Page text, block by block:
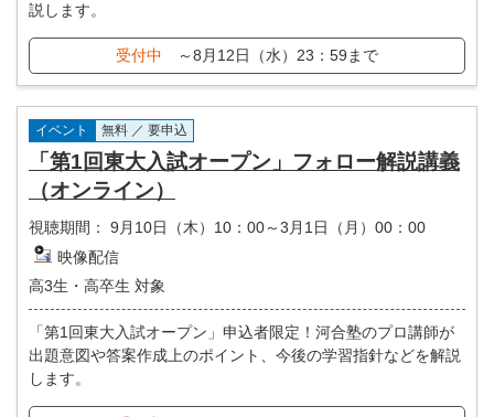
説します。
受付中 ～8月12日（水）23：59まで
イベント 無料 ／ 要申込
「第1回東大入試オープン」フォロー解説講義
（オンライン）
視聴期間：
9月10日（木）10：00～3月1日（月）00：00
映像配信
高3生・高卒生 対象
「第1回東大入試オープン」申込者限定！河合塾のプロ講師が
出題意図や答案作成上のポイント、今後の学習指針などを解説
します。